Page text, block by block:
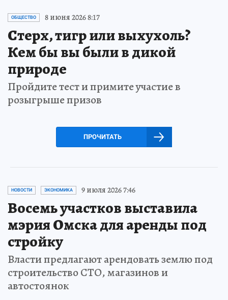
ОБЩЕСТВО 8 июня 2026 8:17
Стерх, тигр или выхухоль?
Кем бы вы были в дикой
природе
Пройдите тест и примите участие в
розыгрыше призов
ПРОЧИТАТЬ
НОВОСТИ ЭКОНОМИКА 9 июля 2026 7:46
Восемь участков выставила
мэрия Омска для аренды под
стройку
Власти предлагают арендовать землю под
строительство СТО, магазинов и
автостоянок